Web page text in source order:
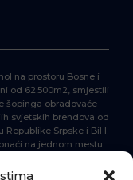
na prostoru Bosne i
od 62.500m2, smjestili
šopinga obradovaće
svjetskih brendova od
Republike Srpske i BiH.
na jednom mestu.